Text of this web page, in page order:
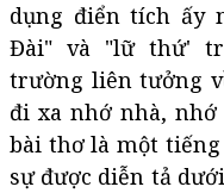
dụng điển tích ấy
Đài" và "lữ thứ'
trường liên tưởng
đi xa nhớ nhà,
bài thơ là một
sự được diễn tả